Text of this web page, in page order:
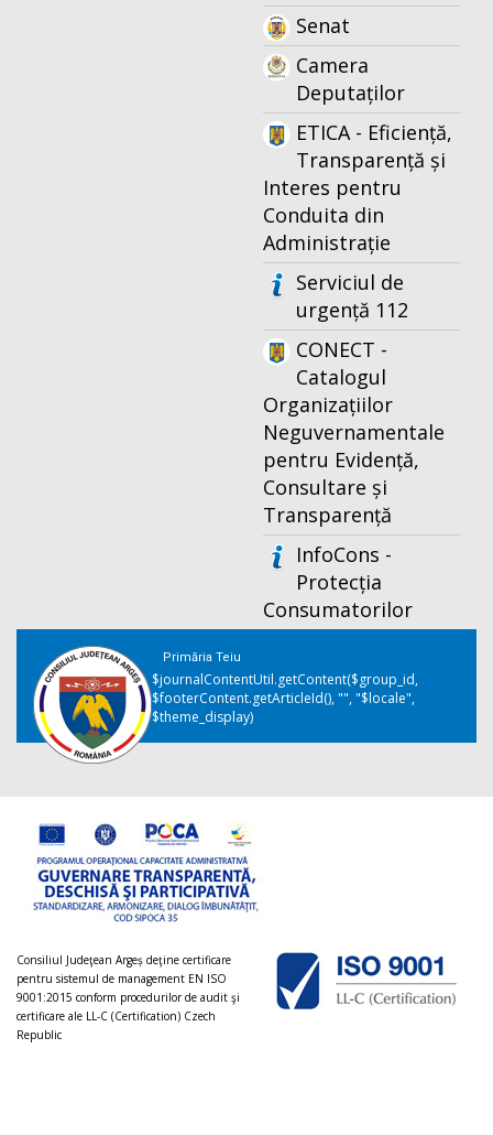
Senat
Camera
Deputaților
ETICA - Eficiență,
Transparență și
Interes pentru
Conduita din
Administrație
Serviciul de
urgență 112
CONECT -
Catalogul
Organizațiilor
Neguvernamentale
pentru Evidență,
Consultare și
Transparență
InfoCons -
Protecția
Consumatorilor
Primăria Teiu
$journalContentUtil.getContent($group_id,
$footerContent.getArticleId(), "", "$locale",
$theme_display)
Consiliul Judeţean Argeș deţine certificare
pentru sistemul de management EN ISO
9001:2015 conform procedurilor de audit şi
certificare ale LL-C (Certification) Czech
Republic